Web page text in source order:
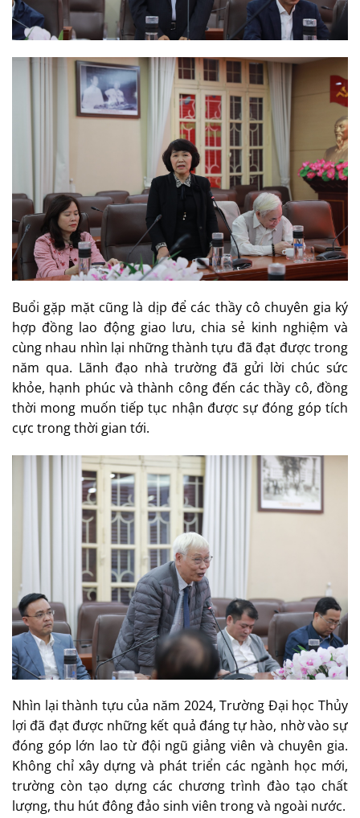
Buổi gặp mặt cũng là dịp để các thầy cô chuyên gia ký
hợp đồng lao động giao lưu, chia sẻ kinh nghiệm và
cùng nhau nhìn lại những thành tựu đã đạt được trong
năm qua. Lãnh đạo nhà trường đã gửi lời chúc sức
khỏe, hạnh phúc và thành công đến các thầy cô, đồng
thời mong muốn tiếp tục nhận được sự đóng góp tích
cực trong thời gian tới.
Nhìn lại thành tựu của năm 2024, Trường Đại học Thủy
lợi đã đạt được những kết quả đáng tự hào, nhờ vào sự
đóng góp lớn lao từ đội ngũ giảng viên và chuyên gia.
Không chỉ xây dựng và phát triển các ngành học mới,
trường còn tạo dựng các chương trình đào tạo chất
lượng, thu hút đông đảo sinh viên trong và ngoài nước.